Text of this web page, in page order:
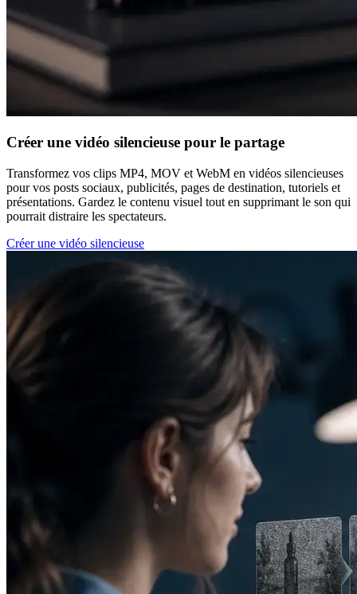
Créer une vidéo silencieuse pour le partage
Transformez vos clips MP4, MOV et WebM en vidéos silencieuses
pour vos posts sociaux, publicités, pages de destination, tutoriels et
présentations. Gardez le contenu visuel tout en supprimant le son qui
pourrait distraire les spectateurs.
Créer une vidéo silencieuse